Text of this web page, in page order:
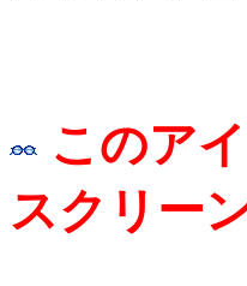
このア
スクリー